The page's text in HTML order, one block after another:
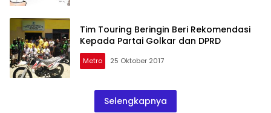
Tim Touring Beringin Beri Rekomendasi
Kepada Partai Golkar dan DPRD
Metro 25 Oktober 2017
Selengkapnya